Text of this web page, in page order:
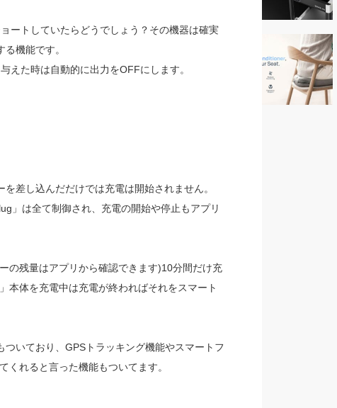
ートしていたらどうでしょう？その機器は確実
機能です。
えた時は自動的に出力をOFFにします。
差し込んだだけでは充電は開始されません。
」は全て制御され、充電の開始や停止もアプリ
の残量はアプリから確認できます)10分間だけ充
本体を充電中は充電が終わればそれをスマート
いており、GPSトラッキング機能やスマートフ
くれると言った機能もついてます。